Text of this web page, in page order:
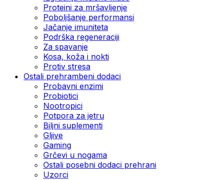
Proteini za mršavljenje
Poboljšanje performansi
Jačanje imuniteta
Podrška regeneraciji
Za spavanje
Kosa, koža i nokti
Protiv stresa
Ostali prehrambeni dodaci
Probavni enzimi
Probiotici
Nootropici
Potpora za jetru
Biljni suplementi
Gljive
Gaming
Grčevi u nogama
Ostali posebni dodaci prehrani
Uzorci